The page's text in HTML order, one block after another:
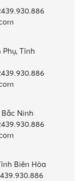
Tỉnh
Bắc Ninh
Biên Hòa